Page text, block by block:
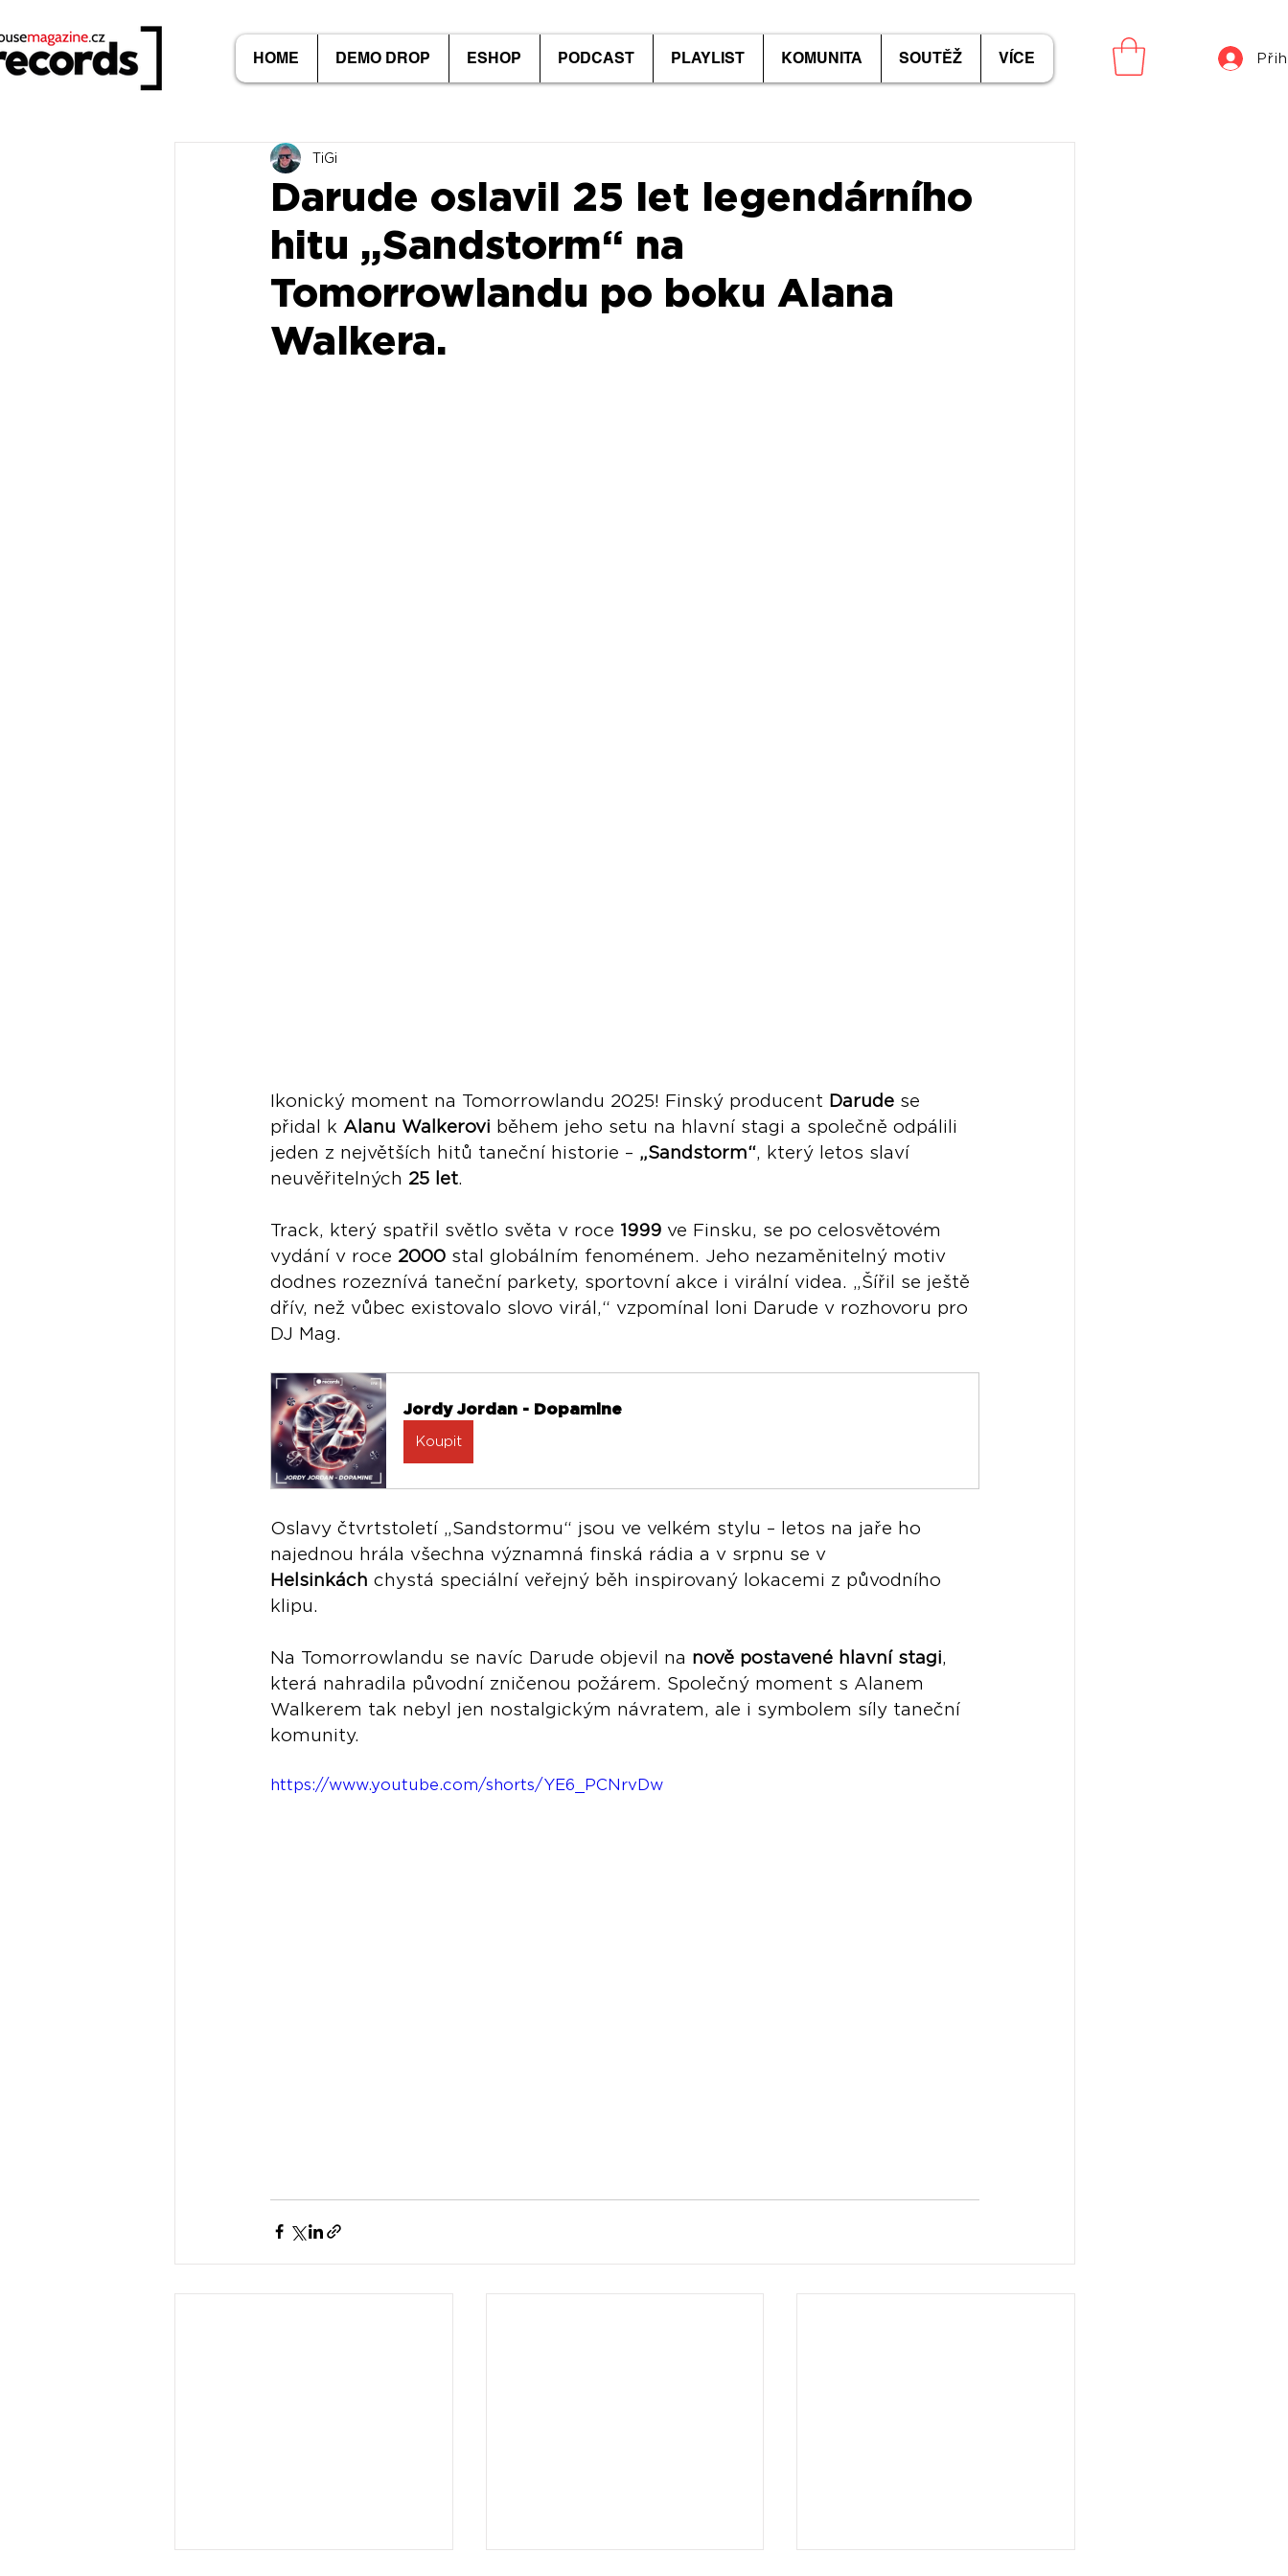
HOME DEMO DROP ESHOP PODCAST PLAYLIST KOMUNITA SOUTĚŽ VÍCE
Darude oslavil 25 let legendárního
hitu „Sandstorm“ na
Tomorrowlandu po boku Alana
Walkera.
TiGi
Ikonický moment na Tomorrowlandu 2025! Finský producent Darude se
přidal k Alanu Walkerovi během jeho setu na hlavní stagi a společně odpálili
jeden z největších hitů taneční historie – „Sandstorm“, který letos slaví
neuvěřitelných 25 let.
Track, který spatřil světlo světa v roce 1999 ve Finsku, se po celosvětovém
vydání v roce 2000 stal globálním fenoménem. Jeho nezaměnitelný motiv
dodnes rozeznívá taneční parkety, sportovní akce i virální videa. „Šířil se ještě
dřív, než vůbec existovalo slovo virál,“ vzpomínal loni Darude v rozhovoru pro
DJ Mag.
Jordy Jordan - Dopamine
Koupit
Oslavy čtvrtstoletí „Sandstormu“ jsou ve velkém stylu – letos na jaře ho
najednou hrála všechna významná finská rádia a v srpnu se v
Helsinkách chystá speciální veřejný běh inspirovaný lokacemi z původního
klipu.
Na Tomorrowlandu se navíc Darude objevil na nově postavené hlavní stagi,
která nahradila původní zničenou požárem. Společný moment s Alanem
Walkerem tak nebyl jen nostalgickým návratem, ale i symbolem síly taneční
komunity.
https://www.youtube.com/shorts/YE6_PCNrvDw